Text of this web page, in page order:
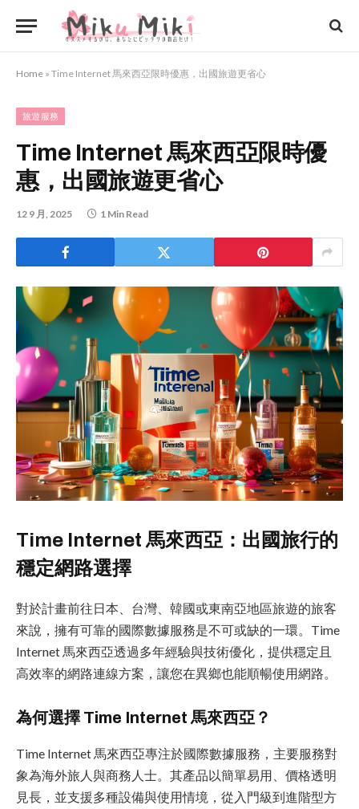
Home » Time Internet 馬來西亞限時優惠，出國旅遊更省心
旅遊服務
Time Internet 馬來西亞限時優
惠，出國旅遊更省心
12 9 月, 2025 1 Min Read
Time Internet 馬來西亞：出國旅行的
穩定網路選擇
對於計畫前往日本、台灣、韓國或東南亞地區旅遊的旅客
來說，擁有可靠的國際數據服務是不可或缺的一環。Time
Internet 馬來西亞透過多年經驗與技術優化，提供穩定且
高效率的網路連線方案，讓您在異鄉也能順暢使用網路。
為何選擇 Time Internet 馬來西亞？
Time Internet 馬來西亞專注於國際數據服務，主要服務對
象為海外旅人與商務人士。其產品以簡單易用、價格透明
見長，並支援多種設備與使用情境，從入門級到進階型方